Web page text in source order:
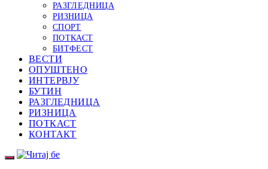
РАЗГЛЕДНИЦА
РИЗНИЦА
СПОРТ
ПОТКАСТ
БИТФЕСТ
ВЕСТИ
ОПУШТЕНО
ИНТЕРВЈУ
БУТИН
РАЗГЛЕДНИЦА
РИЗНИЦА
ПОТКАСТ
КОНТАКТ